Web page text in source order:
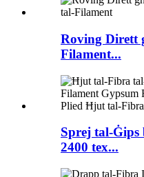
Roving Dirett
Filament...
Sprej tal-Ġips
2400 tex...